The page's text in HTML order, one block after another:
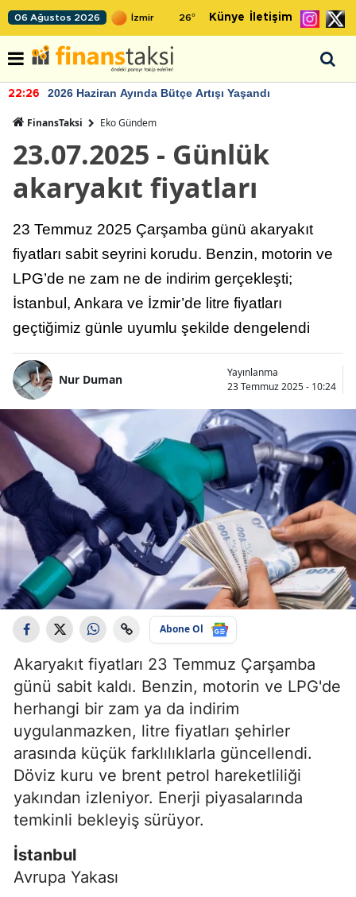
06 Ağustos 2026 26° Künye İletişim
22:26 2026 Haziran Ayında Bütçe Artışı Yaşandı
FinansTaksi Eko Gündem
23.07.2025 - Günlük
akaryakıt fiyatları
23 Temmuz 2025 Çarşamba günü akaryakıt
fiyatları sabit seyrini korudu. Benzin, motorin ve
LPG’de ne zam ne de indirim gerçekleşti;
İstanbul, Ankara ve İzmir’de litre fiyatları
geçtiğimiz günle uyumlu şekilde dengelendi
Nur Duman
Yayınlanma
23 Temmuz 2025 - 10:24
Abone Ol
Akaryakıt fiyatları 23 Temmuz Çarşamba
günü sabit kaldı. Benzin, motorin ve LPG'de
herhangi bir zam ya da indirim
uygulanmazken, litre fiyatları şehirler
arasında küçük farklılıklarla güncellendi.
Döviz kuru ve brent petrol hareketliliği
yakından izleniyor. Enerji piyasalarında
temkinli bekleyiş sürüyor.
İstanbul
Avrupa Yakası